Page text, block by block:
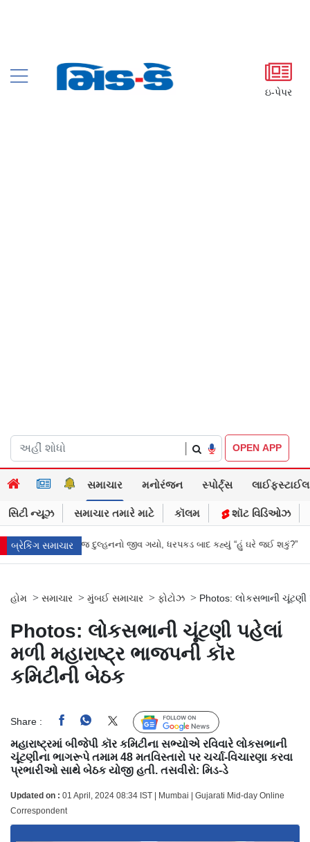
ઇ-પેપર
OPEN APP
સમાચાર મનોરંજન સ્પોર્ટ્સ લાઈફસ્ટાઈલ
સિટી ન્યૂઝ સમાચાર તમારે માટે કૉલમ શૉટ વિડિઓઝ
બ્રેકિંગ સમાચાર
જીવ ગયો, ધરપકડ બાદ કહ્યું “હું ઘરે જઈ શકું?” ‘હું બાબા બાગેશ્વર
હોમ > સમાચાર > મુંબઈ સમાચાર > ફોટોઝ > Photos: લોકસભાની ચૂંટણી
Photos: લોકસભાની ચૂંટણી પહેલાં
મળી મહારાષ્ટ્ર ભાજપની કૉર
કમિટીની બેઠક
Share : Follow Us
મહારાષ્ટ્રમાં બીજેપી કૉર કમિટીના સભ્યોએ રવિવારે લોકસભાની
ચૂંટણીના ભાગરૂપે તમામ 48 મતવિસ્તારો પર ચર્ચા-વિચારણા કરવા
પ્રભારીઓ સાથે બેઠક યોજી હતી. તસવીરો: મિડ-ડે
Updated on : 01 April, 2024 08:34 IST | Mumbai | Gujarati Mid-day Online
Correspondent